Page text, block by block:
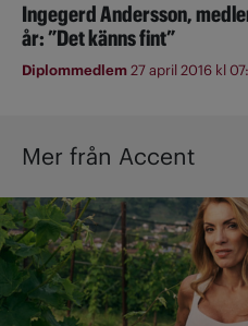
Ingegerd Andersson,
år: ”Det känns fint”
Diplommedlem27 april 2016 kl
Mer från Accent